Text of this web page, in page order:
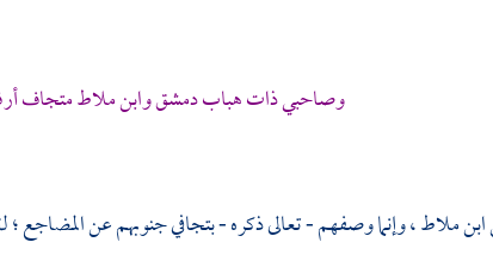
وصاحبي ذات هباب دمشق وابن ملاط متجاف
ملاط ، وإنما وصفهم - تعالى ذكره - بتجافي جنوبهم عن المضاجع